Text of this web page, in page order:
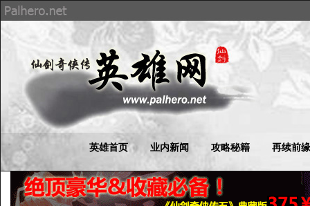
英雄首页 业内新闻 攻略秘籍 再续前缘